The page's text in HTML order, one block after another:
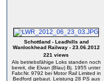
Schottland - Leadhills and
Wanlockhead Railway - 23.06.2012
221 views
Als betriebsfähige Loks standen noch
bereit, die Elvan (Blau) Bj. 1955 unter
Fabr.Nr. 9792 bei Motor Rail Limited in
Bedford gebaut. Leistung 28 PS aus